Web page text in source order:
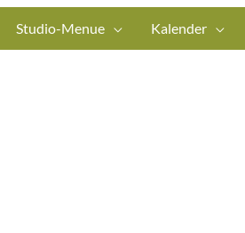
Studio-Menue Kalender